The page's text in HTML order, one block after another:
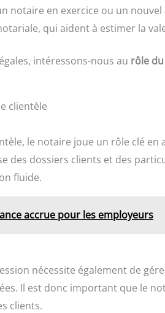
notaire en exercice ou un nouvel
qui aident à estimer la
intéressons-nous au rôle
clientèle
le notaire joue un rôle clé
des dossiers clients et des
fluide.
accrue pour les employeurs
nécessite également de
Il est donc important que le
clients.